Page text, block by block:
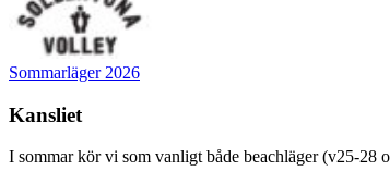
Sommarläger 2026
Kansliet
I sommar kör vi som vanligt både beachläger (v25-28